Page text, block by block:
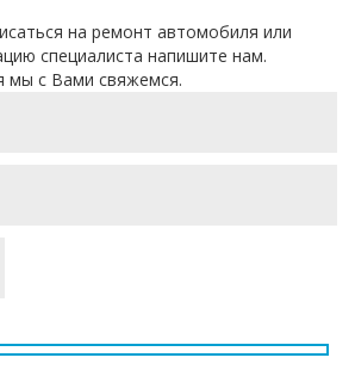
на ремонт автомобиля или
специалиста напишите нам.
мы с Вами свяжемся.